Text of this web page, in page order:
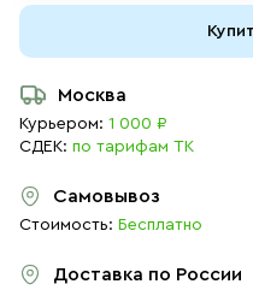
Москва
Курьером: 1 000 ₽
СДЕК: по тарифам ТК
Самовывоз
Стоимость: Бесплатно
Доставка по России